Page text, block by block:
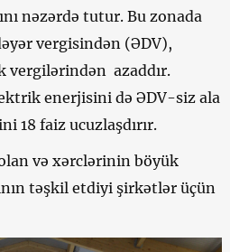
nəzərdə tutur. Bu zonada
vergisindən (ƏDV),
vergilərindən azaddır.
enerjisini də ƏDV-siz ala
18 faiz ucuzlaşdırır.
və xərclərinin böyük
təşkil etdiyi şirkətlər üçün